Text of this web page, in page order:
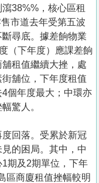
38%%，核心區租
市道去年受第五波
尋底。據差餉物業
（下年度）應課差餉
租值繼續大挫，處
舖位，下年度租值
個年度最大；中環亦
驚人。
度回落。受累於新冠
的困局。其中，中
期及2期單位，下年
區商廈租值挫幅較明